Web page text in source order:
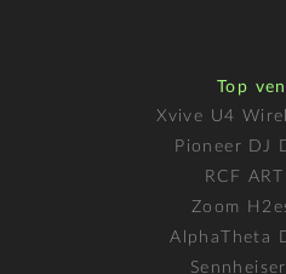
Top
Xvive U4
Pioneer DJ
RCF
Zoom
AlphaTheta